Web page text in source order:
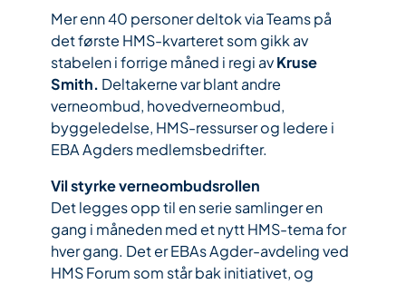
Mer enn 40 personer deltok via Teams på
det første HMS-kvarteret som gikk av
stabelen i forrige måned i regi avKruse
Smith. Deltakerne var blant andre
verneombud, hovedverneombud,
byggeledelse, HMS-ressurser og ledere i
EBA Agders medlemsbedrifter.
Vil styrke verneombudsrollen
Det legges opp til en serie samlinger en
gang i måneden med et nytt HMS-tema for
hver gang. Det er EBAs Agder-avdeling ved
HMS Forum som står bak initiativet, og